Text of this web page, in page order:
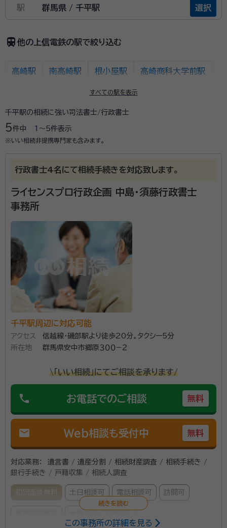
駅 群馬県 / 千平駅 選択
train 他の上信電鉄の駅で絞り込む
すべての駅を表示
高崎駅 南高崎駅 根小屋駅 高崎商科大学前駅
馬庭駅 吉井駅
上州新屋駅 上州福島駅 東富岡駅
千平駅の相続に強い司法書士/行政書士
5件中 1〜5件表示
※いい相続非提携専門家も含みます。
行政書士4名にて相続手続きを対応致します。
ライセンスプロ行政企画 中島・須藤行政書士
事務所
千平駅周辺に対応可能
アクセス
信越線・磯部駅より徒歩20分。タクシー5分
所在地
群馬県安中市郷原３００−２
\「いい相続」にてご相談を承ります/
phone お電話でのご相談 無料
mail Web相談も受付中 無料
対応業務：
遺言書 / 遺産分割 / 相続財産調査 / 相続手続き /
銀行手続き / 戸籍収集 / 相続人調査
初回面談無料 土日相談可 電話相談可 訪問可
この事務所の詳細を見る